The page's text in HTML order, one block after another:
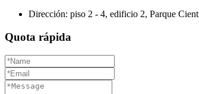
Dirección: piso 2 - 4, edificio 2, Parque
Quota rápida